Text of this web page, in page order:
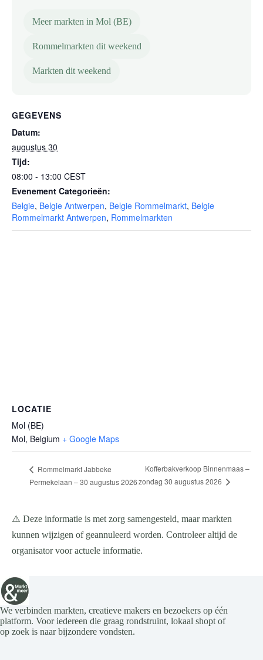
Meer markten in Mol (BE)
Rommelmarkten dit weekend
Markten dit weekend
GEGEVENS
Datum:
augustus 30
Tijd:
08:00 - 13:00 CEST
Evenement Categorieën:
Belgie, Belgie Antwerpen, Belgie Rommelmarkt, Belgie
Rommelmarkt Antwerpen, Rommelmarkten
LOCATIE
Mol (BE)
Mol, Belgium + Google Maps
Rommelmarkt Jabbeke
Permekelaan – 30 augustus 2026
Kofferbakverkoop Binnenmaas –
zondag 30 augustus 2026
⚠️ Deze informatie is met zorg samengesteld, maar markten
kunnen wijzigen of geannuleerd worden. Controleer altijd de
organisator voor actuele informatie.
We verbinden markten, creatieve makers en bezoekers op één
platform. Voor iedereen die graag rondstruint, lokaal shopt of
op zoek is naar bijzondere vondsten.